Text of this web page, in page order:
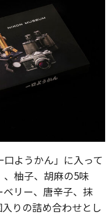
ようかん」に入って
柚子、胡麻の5味
リー、唐辛子、抹
りの詰め合わせとし